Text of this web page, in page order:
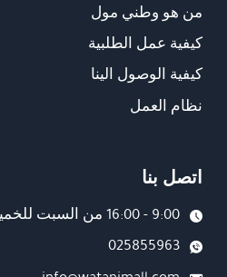
من هو وطني مول
كيفية عمل الطلبية
كيفية الوصول الينا
نظام العمل
اتصل بنا
9:00 - 16:00 من السبت للخميس
025855963